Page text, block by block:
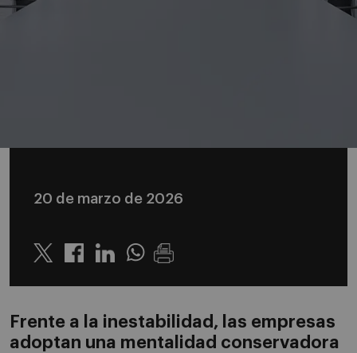
20 de marzo de 2026
Twitter LinkedinWhatsapp
Frente a la inestabilidad, las empresas
adoptan una mentalidad conservadora